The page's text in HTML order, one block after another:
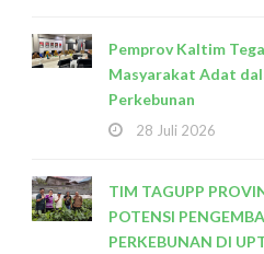
Pemprov Kaltim
Masyarakat Adat
Perkebunan
28 Juli 2026
TIM TAGUPP
POTENSI
PERKEBUNAN DI